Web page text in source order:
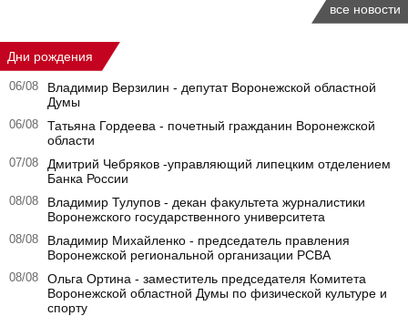
все новости
Дни рождения
06/08
Владимир Верзилин - депутат Воронежской областной
Думы
06/08
Татьяна Гордеева - почетный гражданин Воронежской
области
07/08
Дмитрий Чебряков -управляющий липецким отделением
Банка России
08/08
Владимир Тулупов - декан факультета журналистики
Воронежского государственного университета
08/08
Владимир Михайленко - председатель правления
Воронежской региональной организации РСВА
08/08
Ольга Ортина - заместитель председателя Комитета
Воронежской областной Думы по физической культуре и
спорту